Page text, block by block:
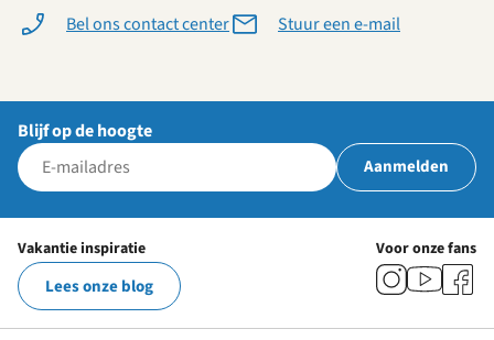
Bel ons contact center Stuur een e-mail
Blijf op de hoogte
Aanmelden
Vakantie inspiratie
Lees onze blog
Voor onze fans